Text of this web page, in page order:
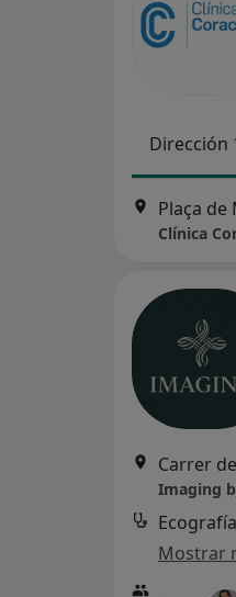
Dirección
Plaça de
Clínica
Carrer
Imaging
Mostrar